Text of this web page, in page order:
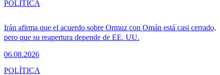
Irán afirma que el acuerdo sobre Ormuz con Omán está casi cerrado,
pero que su reapertura depende de EE. UU.
06.08.2026
POLÍTICA
POLÍTICA